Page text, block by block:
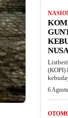
(KOPI)
6